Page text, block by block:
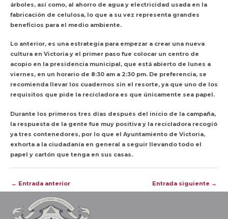
árboles, así como, al ahorro de agua y electricidad usada en la
fabricación de celulosa, lo que a su vez representa grandes
beneficios para el medio ambiente.
Lo anterior, es una estrategia para empezar a crear una nueva
cultura en Victoria y el primer paso fue colocar un centro de
acopio en la presidencia municipal, que está abierto de lunes a
viernes, en un horario de 8:30 am a 2:30 pm. De preferencia, se
recomienda llevar los cuadernos sin el resorte, ya que uno de los
requisitos que pide la recicladora es que únicamente sea papel.
Durante los primeros tres días después del inicio de la campaña,
la respuesta de la gente fue muy positiva y la recicladora recogió
ya tres contenedores, por lo que el Ayuntamiento de Victoria,
exhorta a la ciudadanía en general a seguir llevando todo el
papel y cartón que tenga en sus casas.
Navegación
de
entradas
← Entrada anterior Entrada siguiente →